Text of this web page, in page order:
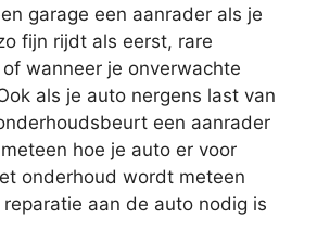
garage een aanrader als je
fijn rijdt als eerst, rare
wanneer je onverwachte
als je auto nergens last van
een aanrader
hoe je auto er voor
onderhoud wordt meteen
aan de auto nodig is